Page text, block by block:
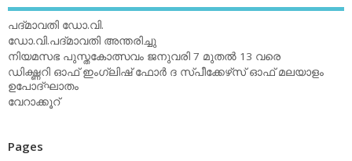
പദ്മാവതി ഡോ.വി.
ഡോ.വി.പദ്മാവതി അന്തരിച്ചു
നിയമസഭ പുസ്തകോത്സവം ജനുവരി 7 മുതല്‍ 13 വരെ
ഡിക്ഷ്ണറി ഓഫ് ഇംഗ്ലിഷ് ഫോര്‍ ദ സ്പീക്കേഴ്‌സ് ഓഫ് മലയാളം
ഉപോദ്ഘാതം
വേറാക്കൂറ്
Pages